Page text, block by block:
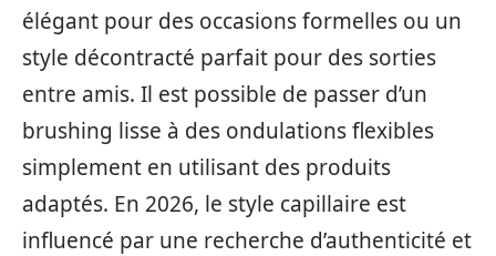
élégant pour des occasions formelles ou un
style décontracté parfait pour des sorties
entre amis. Il est possible de passer d’un
brushing lisse à des ondulations flexibles
simplement en utilisant des produits
adaptés. En 2026, le style capillaire est
influencé par une recherche d’authenticité et